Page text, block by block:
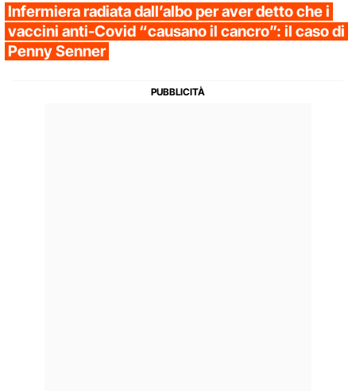
Infermiera radiata dall’albo per aver detto che i
vaccini anti-Covid “causano il cancro”: il caso di
Penny Senner